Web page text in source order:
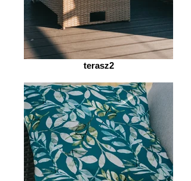
terasz2